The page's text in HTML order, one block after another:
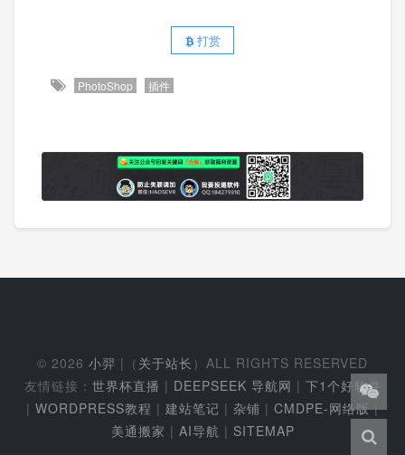
打赏
PhotoShop 插件
© 2026 小羿 |（ 关于站长 ）ALL RIGHTS RESERVED
友情链接： 世界杯直播 | DEEPSEEK 导航网 | 下1个好软件
| WORDPRESS教程 | 建站笔记 | 杂铺 | CMDPE-网络版|
美通搬家 | AI导航 | SITEMAP